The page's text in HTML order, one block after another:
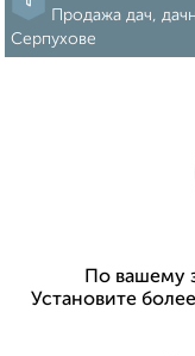
Продажа дач,
Серпухове
По вашему
Установите